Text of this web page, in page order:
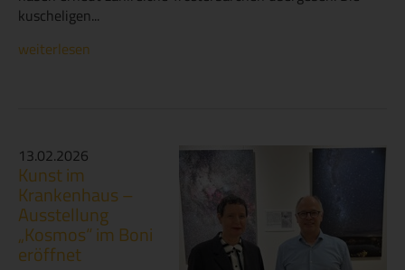
kuscheligen...
weiterlesen
13.02.2026
Kunst im
Krankenhaus –
Ausstellung
„Kosmos“ im Boni
eröffnet